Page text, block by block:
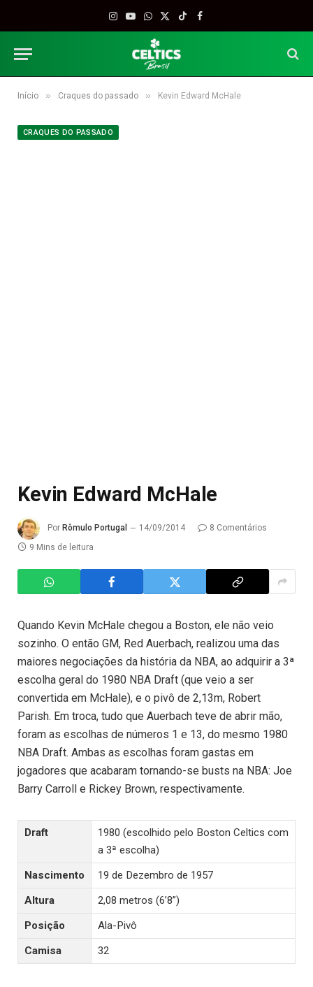
Instagram
YouTube
WhatsApp
X
TikTokFacebook
Início » Craques do passado » Kevin Edward McHale
CRAQUES DO PASSADO
Kevin Edward McHale
Por Rômulo Portugal 14/09/2014
8 Comentários
9 Mins de leitura
Quando Kevin McHale chegou a Boston, ele não veio
sozinho. O então GM, Red Auerbach, realizou uma das
maiores negociações da história da NBA, ao adquirir a 3ª
escolha geral do 1980 NBA Draft (que veio a ser
convertida em McHale), e o pivô de 2,13m, Robert
Parish. Em troca, tudo que Auerbach teve de abrir mão,
foram as escolhas de números 1 e 13, do mesmo 1980
NBA Draft. Ambas as escolhas foram gastas em
jogadores que acabaram tornando-se busts na NBA: Joe
Barry Carroll e Rickey Brown, respectivamente.
Draft
1980 (escolhido pelo Boston Celtics com
a 3ª escolha)
Nascimento
19 de Dezembro de 1957
Altura
2,08 metros (6’8”)
Posição
Ala-Pivô
Camisa
32